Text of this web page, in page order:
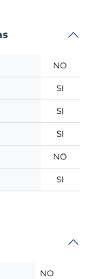
NO
SI
SI
SI
NO
SI
NO